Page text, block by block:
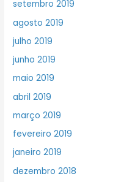
setembro 2019
agosto 2019
julho 2019
junho 2019
maio 2019
abril 2019
março 2019
fevereiro 2019
janeiro 2019
dezembro 2018